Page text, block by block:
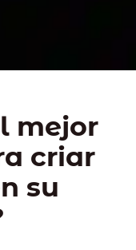
mejor
criar
su